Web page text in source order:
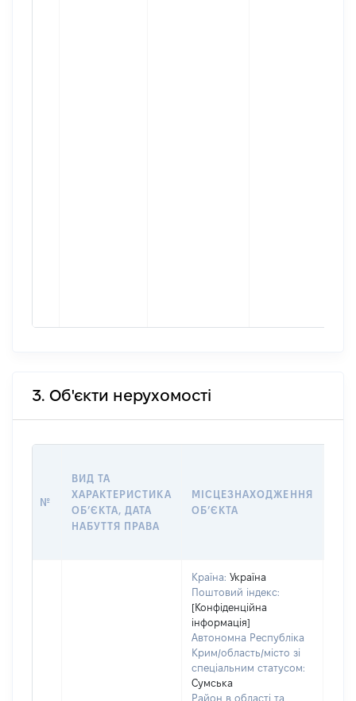
3. Об'єкти нерухомості
№
ВИД ТА
ХАРАКТЕРИСТИКА
ОБʼЄКТА, ДАТА
НАБУТТЯ ПРАВА
МІСЦЕЗНАХОДЖЕННЯ
ОБʼЄКТА
Країна: Україна
Поштовий індекс:
[Конфіденційна
інформація]
Автономна Республіка
Крим/область/місто зі
спеціальним статусом:
Сумська
Район в області та